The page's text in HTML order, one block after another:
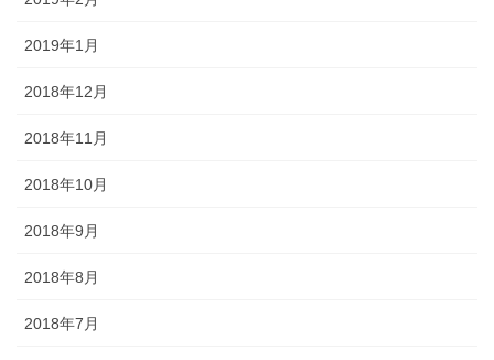
2019年1月
2018年12月
2018年11月
2018年10月
2018年9月
2018年8月
2018年7月